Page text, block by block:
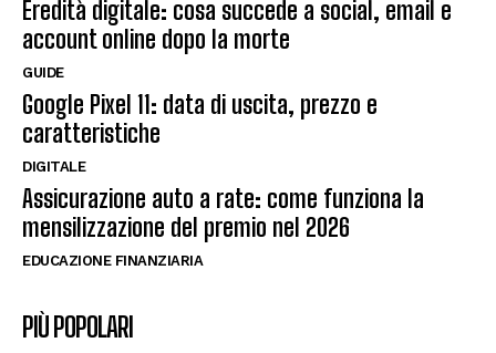
Eredità digitale: cosa succede a social, email e
account online dopo la morte
GUIDE
Google Pixel 11: data di uscita, prezzo e
caratteristiche
DIGITALE
Assicurazione auto a rate: come funziona la
mensilizzazione del premio nel 2026
EDUCAZIONE FINANZIARIA
PIÙ POPOLARI